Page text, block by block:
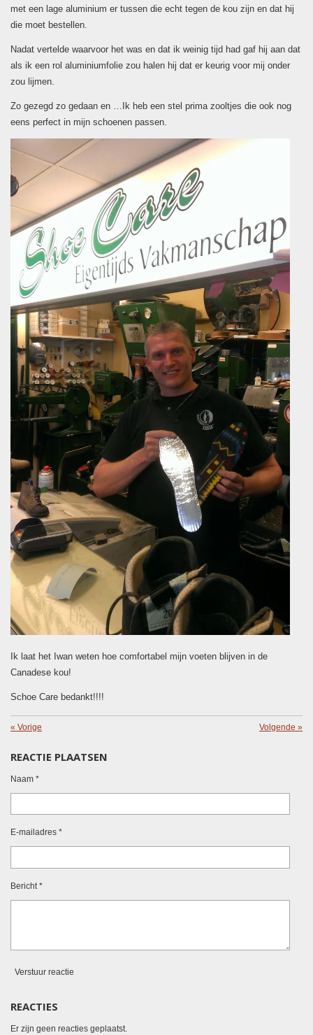
met een lage aluminium er tussen die echt tegen de kou zijn en dat hij
die moet bestellen.
Nadat vertelde waarvoor het was en dat ik weinig tijd had gaf hij aan dat
als ik een rol aluminiumfolie zou halen hij dat er keurig voor mij onder
zou lijmen.
Zo gezegd zo gedaan en …Ik heb een stel prima zooltjes die ook nog
eens perfect in mijn schoenen passen.
Ik laat het Iwan weten hoe comfortabel mijn voeten blijven in de
Canadese kou!
Schoe Care bedankt!!!!
« Vorige Volgende »
REACTIE PLAATSEN
Naam *
E-mailadres *
Bericht *
Verstuur reactie
REACTIES
Er zijn geen reacties geplaatst.